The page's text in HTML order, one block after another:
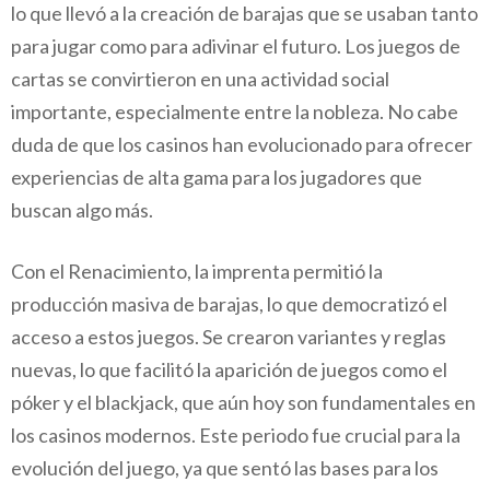
lo que llevó a la creación de barajas que se usaban tanto
para jugar como para adivinar el futuro. Los juegos de
cartas se convirtieron en una actividad social
importante, especialmente entre la nobleza. No cabe
duda de que los casinos han evolucionado para ofrecer
experiencias de alta gama para los jugadores que
buscan algo más.
Con el Renacimiento, la imprenta permitió la
producción masiva de barajas, lo que democratizó el
acceso a estos juegos. Se crearon variantes y reglas
nuevas, lo que facilitó la aparición de juegos como el
póker y el blackjack, que aún hoy son fundamentales en
los casinos modernos. Este periodo fue crucial para la
evolución del juego, ya que sentó las bases para los